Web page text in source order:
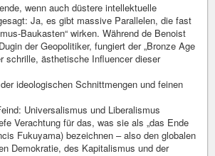
wenn auch düstere intellektuelle
Ja, es gibt massive Parallelen, die fast
Baukasten“ wirken. Während de Benoist
der Geopolitiker, fungiert der „Bronze Age
schrille, ästhetische Influencer dieser
ideologischen Schnittmengen und feinen
Universalismus und Liberalismus
Verachtung für das, was sie als „das Ende
Fukuyama) bezeichnen – also den globalen
Demokratie, des Kapitalismus und der